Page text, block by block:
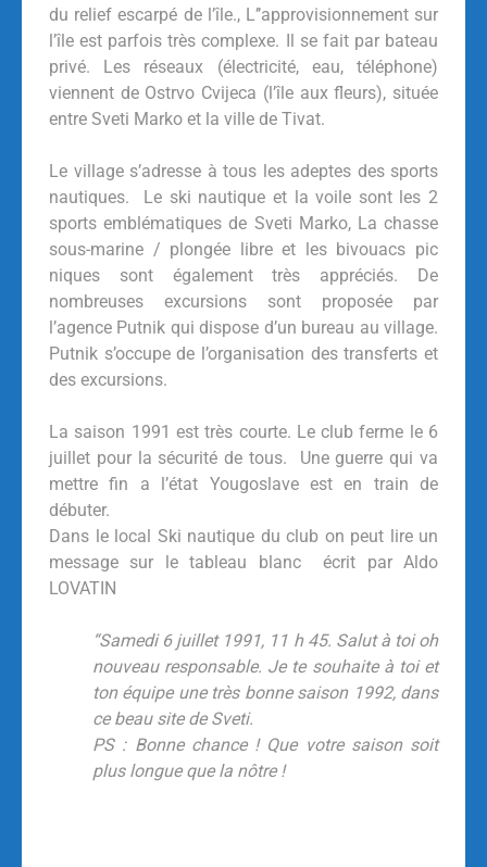
du relief escarpé de l’île., L’’approvisionnement sur
l’île est parfois très complexe. Il se fait par bateau
privé. Les réseaux (électricité, eau, téléphone)
viennent de Ostrvo Cvijeca (l’île aux fleurs), située
entre Sveti Marko et la ville de Tivat.
Le village s’adresse à tous les adeptes des sports
nautiques. Le ski nautique et la voile sont les 2
sports emblématiques de Sveti Marko, La chasse
sous-marine / plongée libre et les bivouacs pic
niques sont également très appréciés. De
nombreuses excursions sont proposée par
l’agence Putnik qui dispose d’un bureau au village.
Putnik s’occupe de l’organisation des transferts et
des excursions.
La saison 1991 est très courte. Le club ferme le 6
juillet pour la sécurité de tous. Une guerre qui va
mettre fin a l’état Yougoslave est en train de
débuter.
Dans le local Ski nautique du club on peut lire un
message sur le tableau blanc écrit par Aldo
LOVATIN
“Samedi 6 juillet 1991, 11 h 45. Salut à toi oh
nouveau responsable. Je te souhaite à toi et
ton équipe une très bonne saison 1992, dans
ce beau site de Sveti.
PS : Bonne chance ! Que votre saison soit
plus longue que la nôtre !